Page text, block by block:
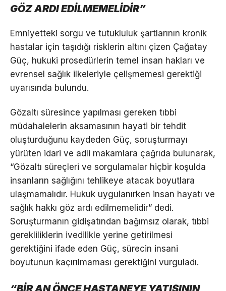
GÖZ ARDI EDİLMEMELİDİR”
Emniyetteki sorgu ve tutukluluk şartlarının kronik
hastalar için taşıdığı risklerin altını çizen Çağatay
Güç, hukuki prosedürlerin temel insan hakları ve
evrensel sağlık ilkeleriyle çelişmemesi gerektiği
uyarısında bulundu.
Gözaltı süresince yapılması gereken tıbbi
müdahalelerin aksamasının hayati bir tehdit
oluşturduğunu kaydeden Güç, soruşturmayı
yürüten idari ve adli makamlara çağrıda bulunarak,
“Gözaltı süreçleri ve sorgulamalar hiçbir koşulda
insanların sağlığını tehlikeye atacak boyutlara
ulaşmamalıdır. Hukuk uygulanırken insan hayatı ve
sağlık hakkı göz ardı edilmemelidir” dedi.
Soruşturmanın gidişatından bağımsız olarak, tıbbi
gerekliliklerin ivedilikle yerine getirilmesi
gerektiğini ifade eden Güç, sürecin insani
boyutunun kaçırılmaması gerektiğini vurguladı.
“BİR AN ÖNCE HASTANEYE YATIŞININ